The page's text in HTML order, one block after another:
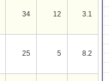
34 12 3.1
25 5 8.2